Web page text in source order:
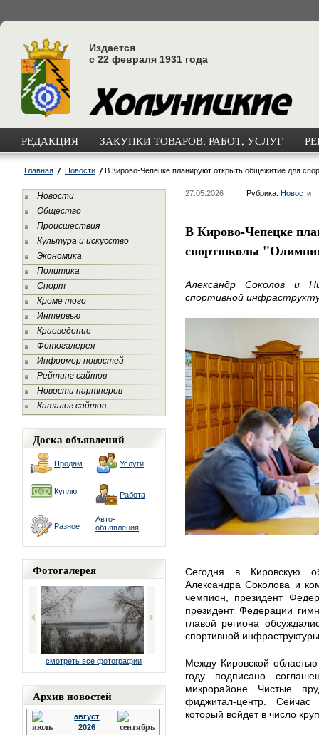
Издается
с 22 февраля 1931 года
РЕДАКЦИЯ ЗАКУПКИ ТОВАРОВ, РАБОТ, УСЛУГ
Главная Новости В Кирово-Чепецке планируют открыть общежитие для
Новости
Общество
Происшествия
Культура и искусство
Экономика
Политика
Спорт
Кроме того
Интервью
Краеведение
Фотогалерея
Информер новостей
Рейтинг сайтов
Новости партнеров
Каталог сайтов
Доска объявлений
Продам Услуги
Куплю Работа
Разное
Авто-
объявления
Фотогалерея
смотреть все фотографии
Архив новостей
август
2026
27.05.2026 Рубрика: Новости
В Кирово-Чепецке
спортшколы
Александр Соколов и
спортивной
Сегодня в Кировскую
Александра Соколова и
чемпион, президент
президент Федерации
главой региона
спортивной
Между Кировской
году подписано
микрорайоне Чистые
фиджитал-центр.
который войдет в число